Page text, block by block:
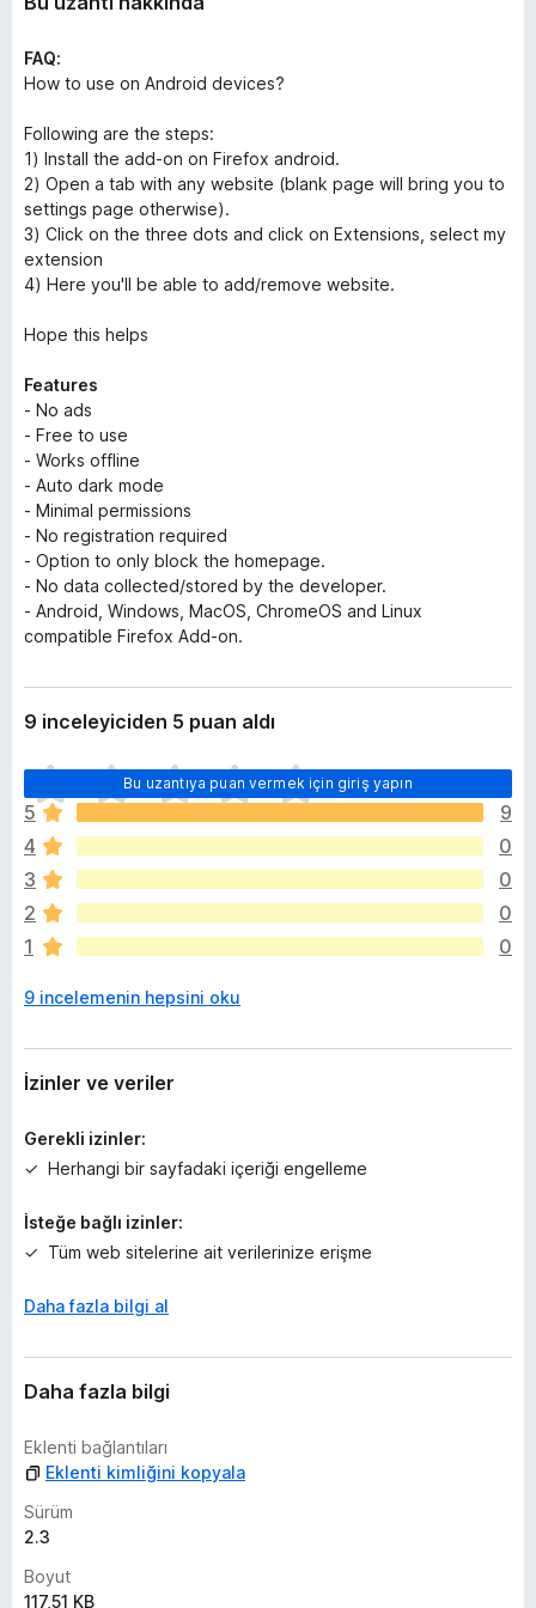
FAQ:
How to use on Android devices?
Following are the steps:
1) Install the add-on on Firefox android.
2) Open a tab with any website (blank page will bring you to
settings page otherwise).
3) Click on the three dots and click on Extensions, select my
extension
4) Here you'll be able to add/remove website.
Hope this helps
Features
- No ads
- Free to use
- Works offline
- Auto dark mode
- Minimal permissions
- No registration required
- Option to only block the homepage.
- No data collected/stored by the developer.
- Android, Windows, MacOS, ChromeOS and Linux
compatible Firefox Add-on.
9 inceleyiciden 5 puan aldı
Bu uzantıya puan vermek için giriş yapın
H
e
n
ü
z
h
i
ç
u
n
y
k
5
9
4
0
3
0
2
0
1
0
9 incelemenin hepsini oku
İzinler ve veriler
Gerekli izinler:
Herhangi bir sayfadaki içeriği engelleme
İsteğe bağlı izinler:
Tüm web sitelerine ait verilerinize erişme
Daha fazla bilgi al
Daha fazla bilgi
Eklenti bağlantıları
Eklenti kimliğini kopyala
Sürüm
2.3
Boyut
117,51 KB